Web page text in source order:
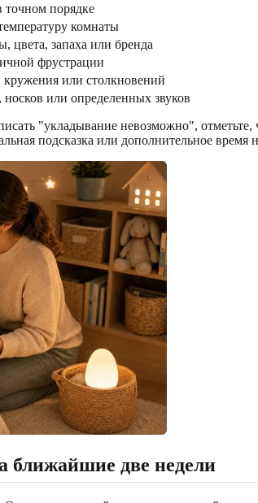
точном порядке
комнаты
цвета, запаха или бренда
фрустрации
или столкновений
или определенных звуков
"укладывание невозможно",
подсказка или дополнительное
ближайшие две недели